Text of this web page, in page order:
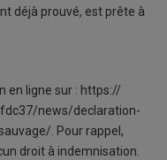
déjà prouvé, est prête à
en ligne sur : https://
fdc37/news/declaration-
. Pour rappel,
droit à indemnisation.